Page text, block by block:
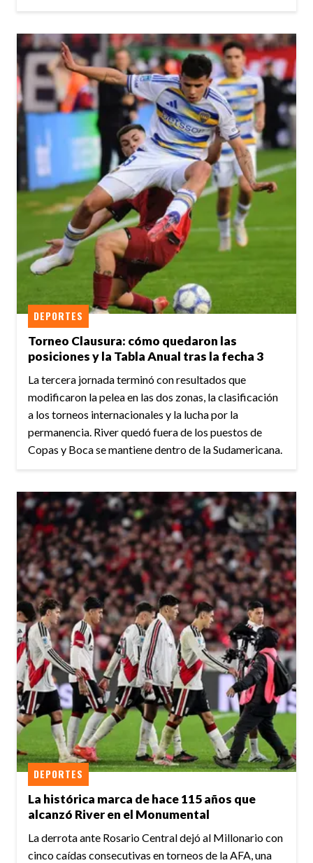
Torneo Clausura: cómo quedaron las
posiciones y la Tabla Anual tras la fecha 3
DEPORTES
La tercera jornada terminó con resultados que
modificaron la pelea en las dos zonas, la clasificación
a los torneos internacionales y la lucha por la
permanencia. River quedó fuera de los puestos de
Copas y Boca se mantiene dentro de la Sudamericana.
La histórica marca de hace 115 años que
alcanzó River en el Monumental
DEPORTES
La derrota ante Rosario Central dejó al Millonario con
cinco caídas consecutivas en torneos de la AFA, una